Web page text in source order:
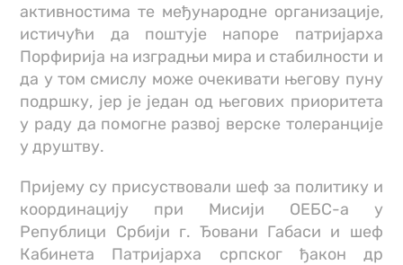
активностима те међународне организације,
истичући да поштује напоре патријарха
Порфирија на изградњи мира и стабилности и
да у том смислу може очекивати његову пуну
подршку, јер је један од његових приоритета
у раду да помогне развој верске толеранције
у друштву.
Пријему су присуствовали шеф за политику и
координацију при Мисији ОЕБС-а у
Републици Србији г. Ђовани Габаси и шеф
Кабинета Патријарха српског ђакон др